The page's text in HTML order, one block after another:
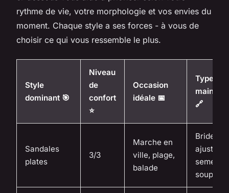
rythme de vie, votre morphologie et vos envies du
moment. Chaque style a ses forces - à vous de
choisir ce qui vous ressemble le plus.
Style
dominant 🎯
Niveau
de
confort
⭐️
Occasion
idéale 📅
Type de
maintien
🔗
Sandales
plates
3/3
Marche en
ville, plage,
balade
Brides
semelle
souple